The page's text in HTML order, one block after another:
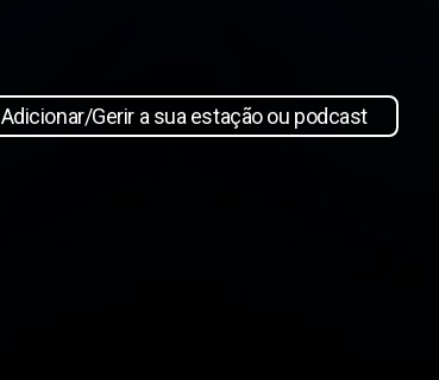
Adicionar/Gerir a sua estação ou podcast